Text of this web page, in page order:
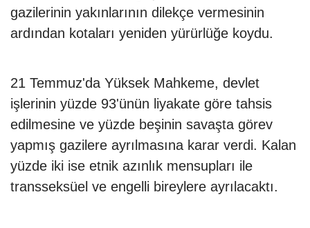
gazilerinin yakınlarının dilekçe vermesinin
ardından kotaları yeniden yürürlüğe koydu.
21 Temmuz'da Yüksek Mahkeme, devlet
işlerinin yüzde 93'ünün liyakate göre tahsis
edilmesine ve yüzde beşinin savaşta görev
yapmış gazilere ayrılmasına karar verdi. Kalan
yüzde iki ise etnik azınlık mensupları ile
transseksüel ve engelli bireylere ayrılacaktı.